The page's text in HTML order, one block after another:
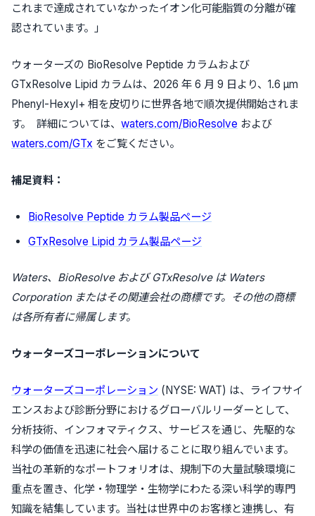
これまで達成されていなかったイオン化可能脂質の分離が確
認されています。」
ウォーターズの BioResolve Peptide カラムおよび
GTxResolve Lipid カラムは、2026 年 6 月 9 日より、1.6 µm
Phenyl-Hexyl+ 相を皮切りに世界各地で順次提供開始されま
す。 詳細については、 waters.com/BioResolve および
waters.com/GTx をご覧ください。
補足資料：
BioResolve Peptide カラム製品ページ
GTxResolve Lipid カラム製品ページ
Waters、 BioResolve およびGTxResolve はWaters
Corporation またはその関連会社の商標です。その他の商標
は各所有者に帰属します。
ウォーターズコーポレーションについて
ウォーターズコーポレーション (NYSE: WAT) は、ライフサイ
エンスおよび診断分野におけるグローバルリーダーとして、
分析技術、インフォマティクス、サービスを通じ、先駆的な
科学の価値を迅速に社会へ届けることに取り組んでいます。
当社の革新的なポートフォリオは、規制下の大量試験環境に
重点を置き、化学・物理学・生物学にわたる深い科学的専門
知識を結集しています。当社は世界中のお客様と連携し、有